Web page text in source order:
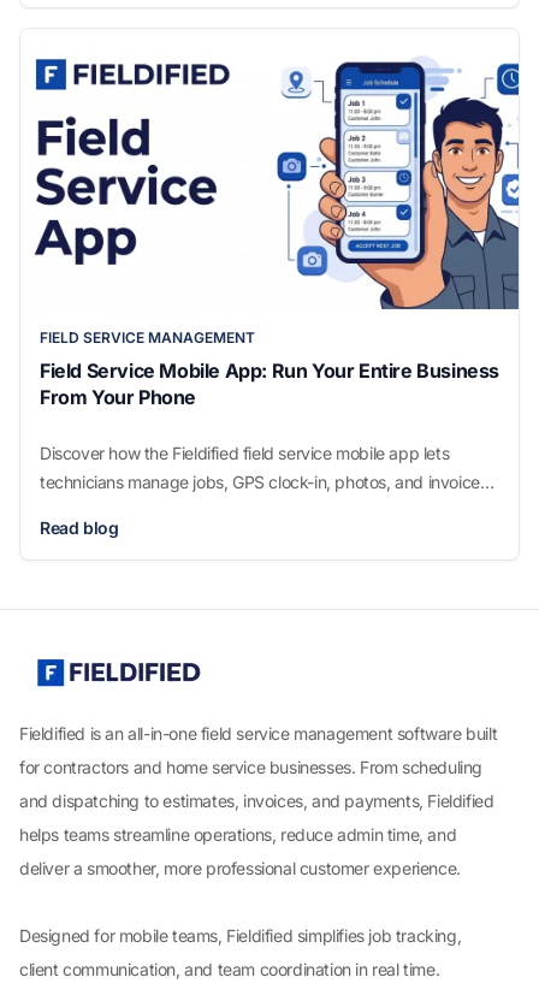
FIELD SERVICE MANAGEMENT
Field Service Mobile App: Run Your Entire Business
From Your Phone
Discover how the Fieldified field service mobile app lets
technicians manage jobs, GPS clock-in, photos, and invoices
Read blog
Fieldified is an all-in-one field service management software built
for contractors and home service businesses. From scheduling
and dispatching to estimates, invoices, and payments, Fieldified
helps teams streamline operations, reduce admin time, and
deliver a smoother, more professional customer experience.
Designed for mobile teams, Fieldified simplifies job tracking,
client communication, and team coordination in real time.